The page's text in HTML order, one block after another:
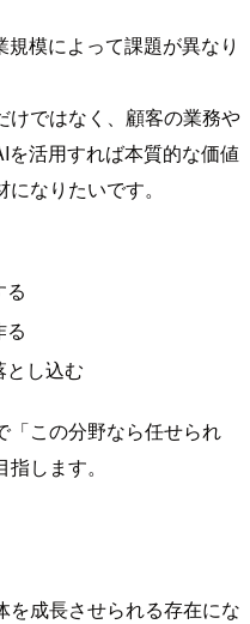
模によって課題が異なり
けではなく、顧客の業務や
活用すれば本質的な価値
なりたいです。
る
る
とし込む
「この分野なら任せられ
します。
を成長させられる存在にな